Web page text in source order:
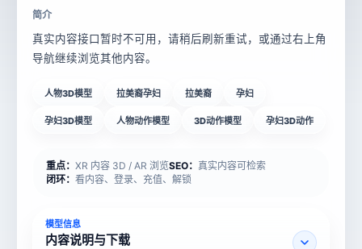
简介
真实内容接口暂时不可用，请稍后刷新重试，或通过右上角
导航继续浏览其他内容。
人物3D模型 拉美裔孕妇 拉美裔 孕妇
孕妇3D模型 人物动作模型 3D动作模型 孕妇3D动作
重点： XR 内容 3D / AR 浏览SEO： 真实内容可检索
闭环： 看内容、登录、充值、解锁
模型信息
内容说明与下载